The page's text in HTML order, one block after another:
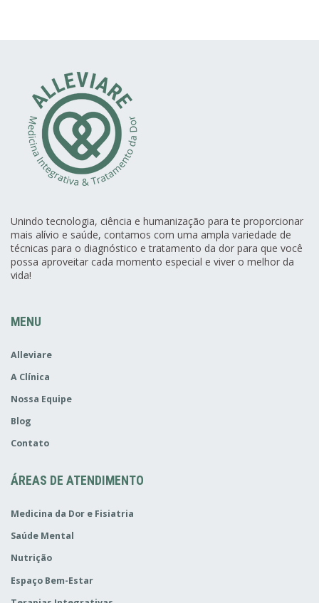
Unindo tecnologia, ciência e humanização para te proporcionar
mais alívio e saúde, contamos com uma ampla variedade de
técnicas para o diagnóstico e tratamento da dor para que você
possa aproveitar cada momento especial e viver o melhor da
vida!
MENU
Alleviare
A Clínica
Nossa Equipe
Blog
Contato
ÁREAS DE ATENDIMENTO
Medicina da Dor e Fisiatria
Saúde Mental
Nutrição
Espaço Bem-Estar